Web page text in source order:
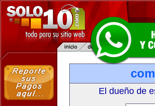
El dueño de